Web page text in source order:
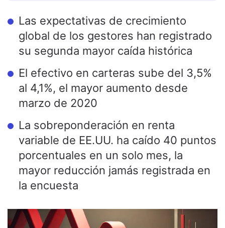
Las expectativas de crecimiento
global de los gestores han registrado
su segunda mayor caída histórica
El efectivo en carteras sube del 3,5%
al 4,1%, el mayor aumento desde
marzo de 2020
La sobreponderación en renta
variable de EE.UU. ha caído 40 puntos
porcentuales en un solo mes, la
mayor reducción jamás registrada en
la encuesta